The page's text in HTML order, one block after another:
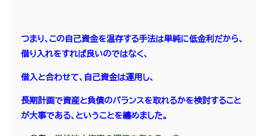
つまり、この自己資金を温存する手法は単純に低金利だから、
借り入れをすれば良いのではなく、
借入と合わせて、自己資金は運用し、
長期計画で資産と負債のバランスを取れるかを検討すること
が大事である、ということを纏めました。